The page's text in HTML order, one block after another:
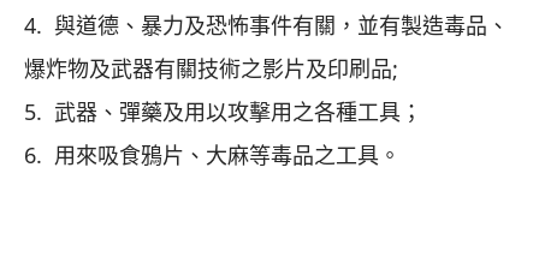
4. 與道德、暴力及恐怖事件有關，並有製造毒品、
爆炸物及武器有關技術之影片及印刷品;
5. 武器、彈藥及用以攻擊用之各種工具；
6. 用來吸食鴉片、大麻等毒品之工具。